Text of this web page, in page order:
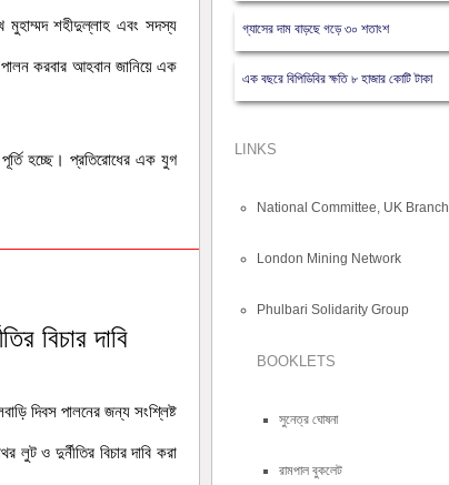
মুহাম্মদ শহীদুল্লাহ এবং সদস্য
করবার আহবান জানিয়ে এক
হচ্ছে। প্রতিরোধের এক যুগ
বিচার দাবি
দিবস পালনের জন্য সংশ্লিষ্ট
ও দুর্নীতির বিচার দাবি করা
গ্যাসের দাম বাড়ছে গড়ে ৩০ শতাংশ
এক বছরে বিপিডিবির ক্ষতি ৮ হাজার কোটি টাকা
LINKS
National Committee, UK Branch
London Mining Network
Phulbari Solidarity Group
BOOKLETS
সুনেত্র ঘোষনা
রামপাল বুকলেট